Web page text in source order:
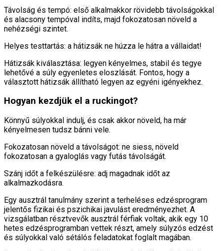
Távolság és tempó: első alkalmakkor rövidebb távolságokkal
és alacsony tempóval indíts, majd fokozatosan növeld a
nehézségi szintet.
Helyes testtartás: a hátizsák ne húzza le hátra a vállaidat!
Hátizsák kiválasztása: legyen kényelmes, stabil és tegye
lehetővé a súly egyenletes eloszlását. Fontos, hogy a
választott hátizsák állítható legyen az egyéni igényekhez.
Hogyan kezdjük el a ruckingot?
Könnyű súlyokkal indulj, és csak akkor növeld, ha már
kényelmesen tudsz bánni vele.
Fokozatosan növeld a távolságot: ne siess, növeld
fokozatosan a gyaloglás vagy futás távolságát.
Szánj időt a felkészülésre: adj magadnak időt az
alkalmazkodásra.
Egy ausztrál tanulmány szerint a terheléses edzésprogram
jelentős fizikai és pszichikai javulást eredményezhet. A
vizsgálatban résztvevők ausztrál férfiak voltak, akik egy 10
hetes edzésprogramban vettek részt, amely súlyzós edzést
és súlyokkal való sétálós feladatokat foglalt magában.